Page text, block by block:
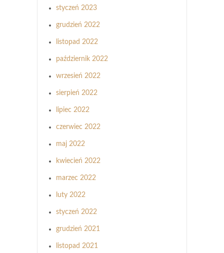
styczeń 2023
grudzień 2022
listopad 2022
październik 2022
wrzesień 2022
sierpień 2022
lipiec 2022
czerwiec 2022
maj 2022
kwiecień 2022
marzec 2022
luty 2022
styczeń 2022
grudzień 2021
listopad 2021